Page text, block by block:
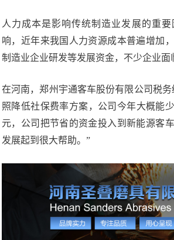
人力成本是影响传统制造业发展的重
响，近年来我国人力资源成本普遍增加
制造业企业研发等发展资金，不少企业面
在河南，郑州宇通客车股份有限公司税
照降低社保费率方案，公司今年大概能
元，公司把节省的资金投入到新能源客
发展起到很大帮助。”